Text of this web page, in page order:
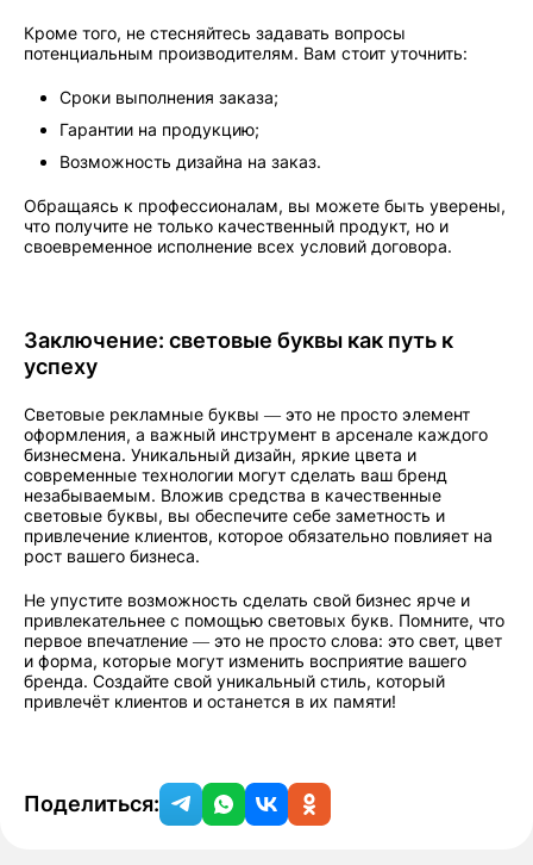
Кроме того, не стесняйтесь задавать вопросы
потенциальным производителям. Вам стоит уточнить:
Сроки выполнения заказа;
Гарантии на продукцию;
Возможность дизайна на заказ.
Обращаясь к профессионалам, вы можете быть уверены,
что получите не только качественный продукт, но и
своевременное исполнение всех условий договора.
Заключение: световые буквы как путь к
успеху
Световые рекламные буквы — это не просто элемент
оформления, а важный инструмент в арсенале каждого
бизнесмена. Уникальный дизайн, яркие цвета и
современные технологии могут сделать ваш бренд
незабываемым. Вложив средства в качественные
световые буквы, вы обеспечите себе заметность и
привлечение клиентов, которое обязательно повлияет на
рост вашего бизнеса.
Не упустите возможность сделать свой бизнес ярче и
привлекательнее с помощью световых букв. Помните, что
первое впечатление — это не просто слова: это свет, цвет
и форма, которые могут изменить восприятие вашего
бренда. Создайте свой уникальный стиль, который
привлечёт клиентов и останется в их памяти!
Поделиться: